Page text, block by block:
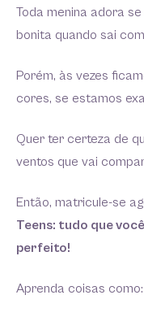
Toda menina adora
bonita quando sai
Porém, às vezes
cores, se estamos
Quer ter certeza de
ventos que vai
Então, matricule-se
Teens: tudo que
perfeito!
Aprenda coisas como: